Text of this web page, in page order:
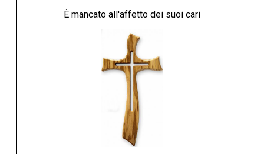
È mancato all'affetto dei suoi cari